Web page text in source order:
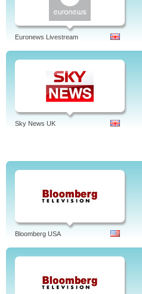
Euronews Livestream
Sky News UK
Bloomberg USA